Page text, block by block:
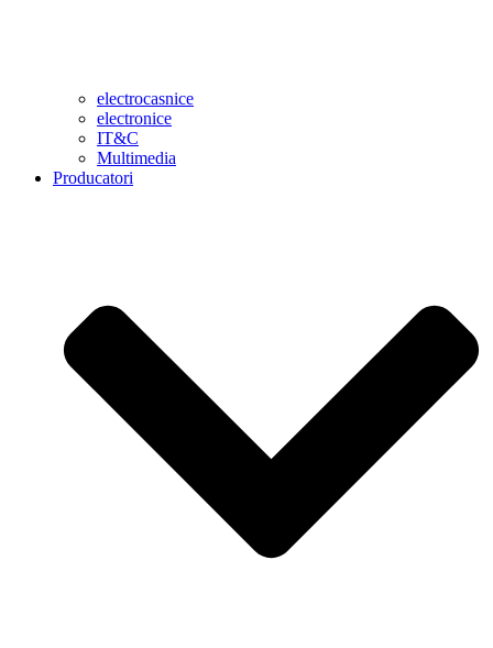
electrocasnice
electronice
IT&C
Multimedia
Producatori